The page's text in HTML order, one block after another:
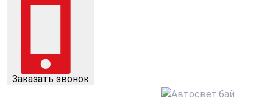
Заказать звонок